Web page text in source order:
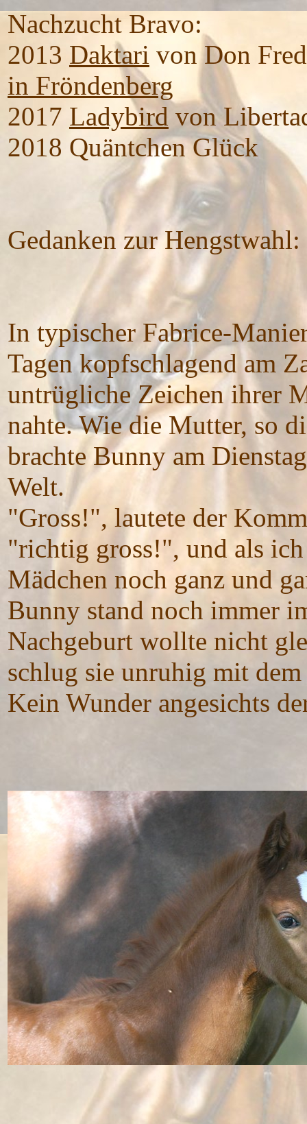
Nachzucht Bravo:
2013 Daktari von Don
in Fröndenberg
2017 Ladybird von
2018 Quäntchen Glück
Gedanken zur
In typischer Fabrice-
Tagen kopfschlagend am
untrügliche Zeichen ihrer
nahte. Wie die Mutter, so
brachte Bunny am
Welt.
"Gross!", lautete der
"richtig gross!", und als
Mädchen noch ganz und
Bunny stand noch immer
Nachgeburt wollte nicht
schlug sie unruhig mit
Kein Wunder